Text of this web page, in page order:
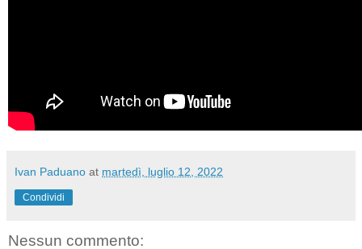
Ivan Paduano at martedì, luglio 12, 2022
Condividi
Nessun commento: